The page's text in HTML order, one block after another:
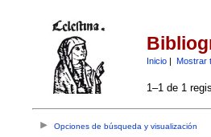
Inicio| Mostrar
1–1 de 1
Opciones de búsqueda y visualización